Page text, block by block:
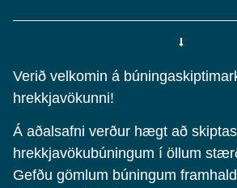
Verið velkomin á
hrekkjavökunni!
Á aðalsafni verður hægt að
hrekkjavökubúningum í öllum
Gefðu gömlum búningum